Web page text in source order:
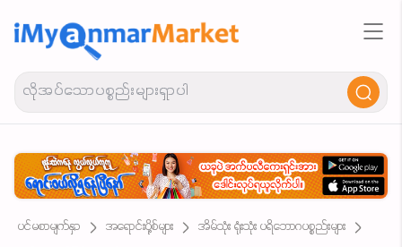
ပင်မစာမျက်နှာ အရောင်းပို့စ်များ
အိမ်သုံး ရုံးသုံး ပရိဘောဂပစ္စည်းများ